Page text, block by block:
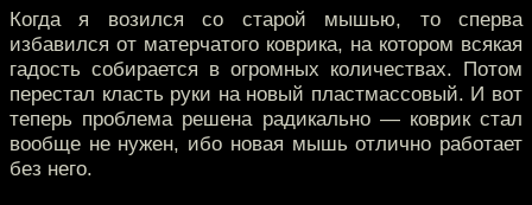
Когда я возился со старой мышью, то сперва
избавился от матерчатого коврика, на котором всякая
гадость собирается в огромных количествах. Потом
перестал класть руки на новый пластмассовый. И вот
теперь проблема решена радикально — коврик стал
вообще не нужен, ибо новая мышь отлично работает
без него.